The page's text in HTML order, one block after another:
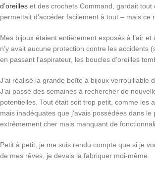
d’oreilles et des crochets Command, gardait tout
permettait d’accéder facilement à tout – mais ce
Mes bijoux étaient entièrement exposés à l’air et
n’y avait aucune protection contre les accidents
en passant l’aspirateur, les boucles d’oreilles
J'ai réalisé la grande boîte à bijoux verrouillable
J’ai passé des semaines à rechercher de
potentielles. Tout était soit trop petit, comme les
mais inadéquates que j’avais possédées dans
extrêmement cher mais manquant de
Petit à petit, je me suis rendu compte que si je
de mes rêves, je devais la fabriquer moi-même.